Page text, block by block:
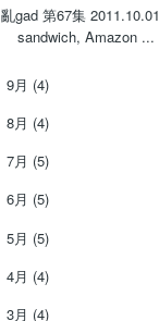
亂gad 第67集
sandwich, Amazon ...
9月 (4)
8月 (4)
7月 (5)
6月 (5)
5月 (5)
4月 (4)
3月 (4)